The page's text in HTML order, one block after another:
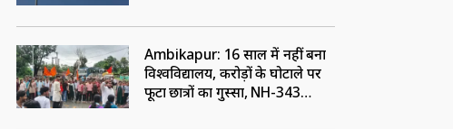
Ambikapur: 16 साल में नहीं बना
विश्वविद्यालय, करोड़ों के घोटाले पर
फूटा छात्रों का गुस्सा, NH-343